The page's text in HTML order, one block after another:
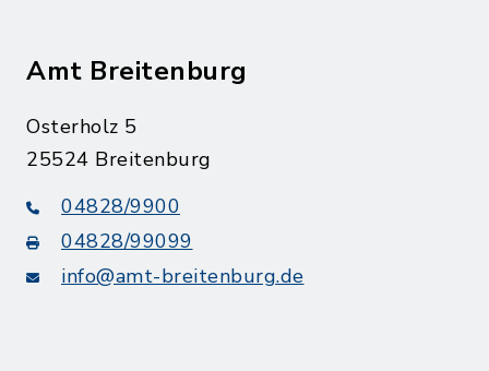
Amt Breitenburg
Osterholz 5
25524 Breitenburg
04828/9900
04828/99099
info@amt-breitenburg.de